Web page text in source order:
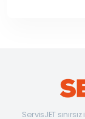
ServisJET